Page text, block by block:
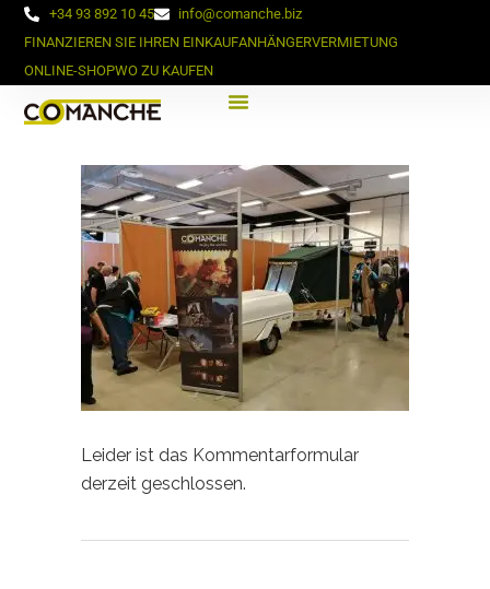
+34 93 892 10 45
info@comanche.biz
FINANZIEREN SIE IHREN EINKAUFANHÄNGERVERMIETUNG
ONLINE-SHOPWO ZU KAUFEN
Leider ist das Kommentarformular
derzeit geschlossen.